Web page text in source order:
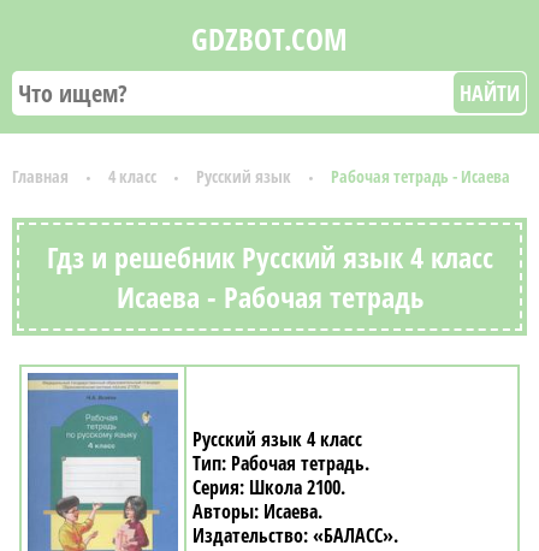
GDZBOT.COM
НАЙТИ
Главная 4 класс Русский язык Рабочая тетрадь - Исаева
Гдз и решебник Русский язык 4 класс
Исаева - Рабочая тетрадь
Русский язык 4 класс
Рабочая тетрадь
Школа 2100
Исаева
«БАЛАСС»